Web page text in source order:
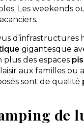
Les weekends
d’infrastructures
gigantesque
plus des espaces
aux familles ou
sont de qualité
de